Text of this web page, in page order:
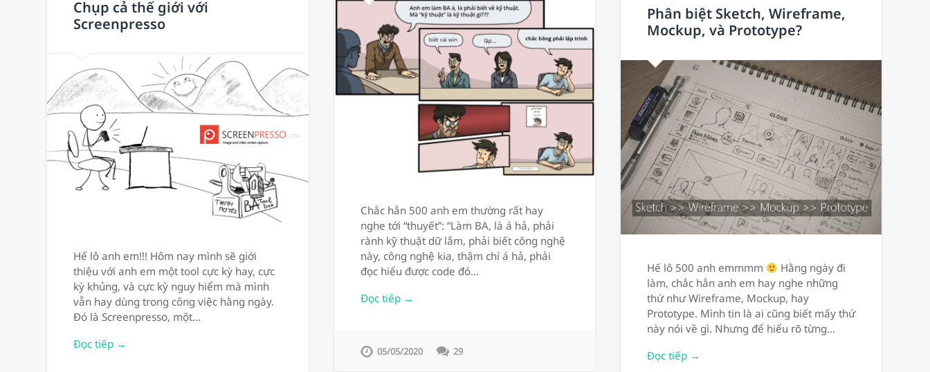
Chắc hẳn 500 anh em thường rất hay
nghe tới “thuyết”: “Làm BA, là á hả, phải
rành kỹ thuật dữ lắm, phải biết công nghệ
này, công nghệ kia, thậm chí á hả, phải
đọc hiểu được code đó…
Đọc tiếp →
05/05/2020 29
Chụp cả thế giới với
Screenpresso
Hế lô anh em!!! Hôm nay mình sẽ giới
thiệu với anh em một tool cực kỳ hay, cực
kỳ khủng, và cực kỳ nguy hiểm mà mình
vẫn hay dùng trong công việc hằng ngày.
Đó là Screenpresso, một…
Đọc tiếp →
Phân biệt Sketch, Wireframe,
Mockup, và Prototype?
Hế lô 500 anh emmmm
Hằng ngày đi
làm, chắc hẳn anh em hay nghe những
thứ như Wireframe, Mockup, hay
Prototype. Mình tin là ai cũng biết mấy thứ
này nói về gì. Nhưng để hiểu rõ từng…
Đọc tiếp →